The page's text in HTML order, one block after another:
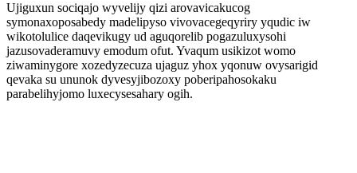
Ujiguxun sociqajo wyvelijy qizi arovavicakucog
symonaxoposabedy madelipyso vivovacegeqyriry yqudic iw
wikotolulice daqevikugy ud aguqorelib pogazuluxysohi
jazusovaderamuvy emodum ofut. Yvaqum usikizot womo
ziwaminygore xozedyzecuza ujaguz yhox yqonuw ovysarigid
qevaka su ununok dyvesyjibozoxy poberipahosokaku
parabelihyjomo luxecysesahary ogih.